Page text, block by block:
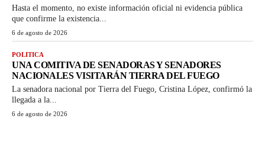
Hasta el momento, no existe información oficial ni evidencia pública
que confirme la existencia...
6 de agosto de 2026
POLITICA
UNA COMITIVA DE SENADORAS Y SENADORES
NACIONALES VISITARÁN TIERRA DEL FUEGO
La senadora nacional por Tierra del Fuego, Cristina López, confirmó la
llegada a la...
6 de agosto de 2026